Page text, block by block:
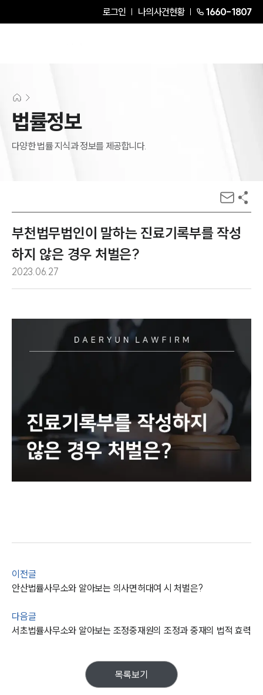
로그인 나의사건현황 1660-1807
법률정보
다양한 법률 지식과 정보를 제공합니다.
부천법무법인이 말하는 진료기록부를 작성
하지 않은 경우 처벌은?
2023.06.27
이전글
안산법률사무소와 알아보는 의사면허대여 시 처벌은?
다음글
서초법률사무소와 알아보는 조정중재원의 조정과 중재의 법적 효력
목록보기